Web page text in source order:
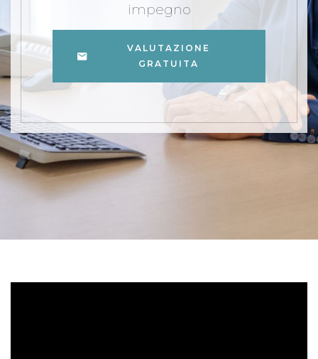
impegno
VALUTAZIONE
GRATUITA